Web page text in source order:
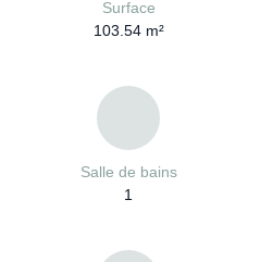
Surface
103.54 m²
Salle de bains
1